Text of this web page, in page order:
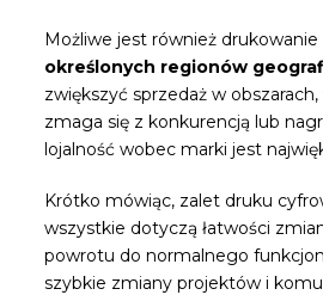
Możliwe jest również drukowanie
określonych regionów
zwiększyć sprzedaż w
zmaga się z konkurencją lub
lojalność wobec marki jest
Krótko mówiąc, zalet druku
wszystkie dotyczą łatwości
powrotu do normalnego
szybkie zmiany projektów i